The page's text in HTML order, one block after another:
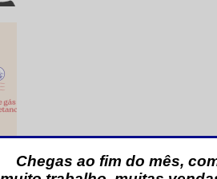
Chegas ao fim do mês,